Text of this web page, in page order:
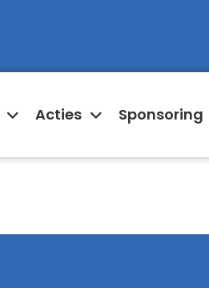
Acties Sponsoring